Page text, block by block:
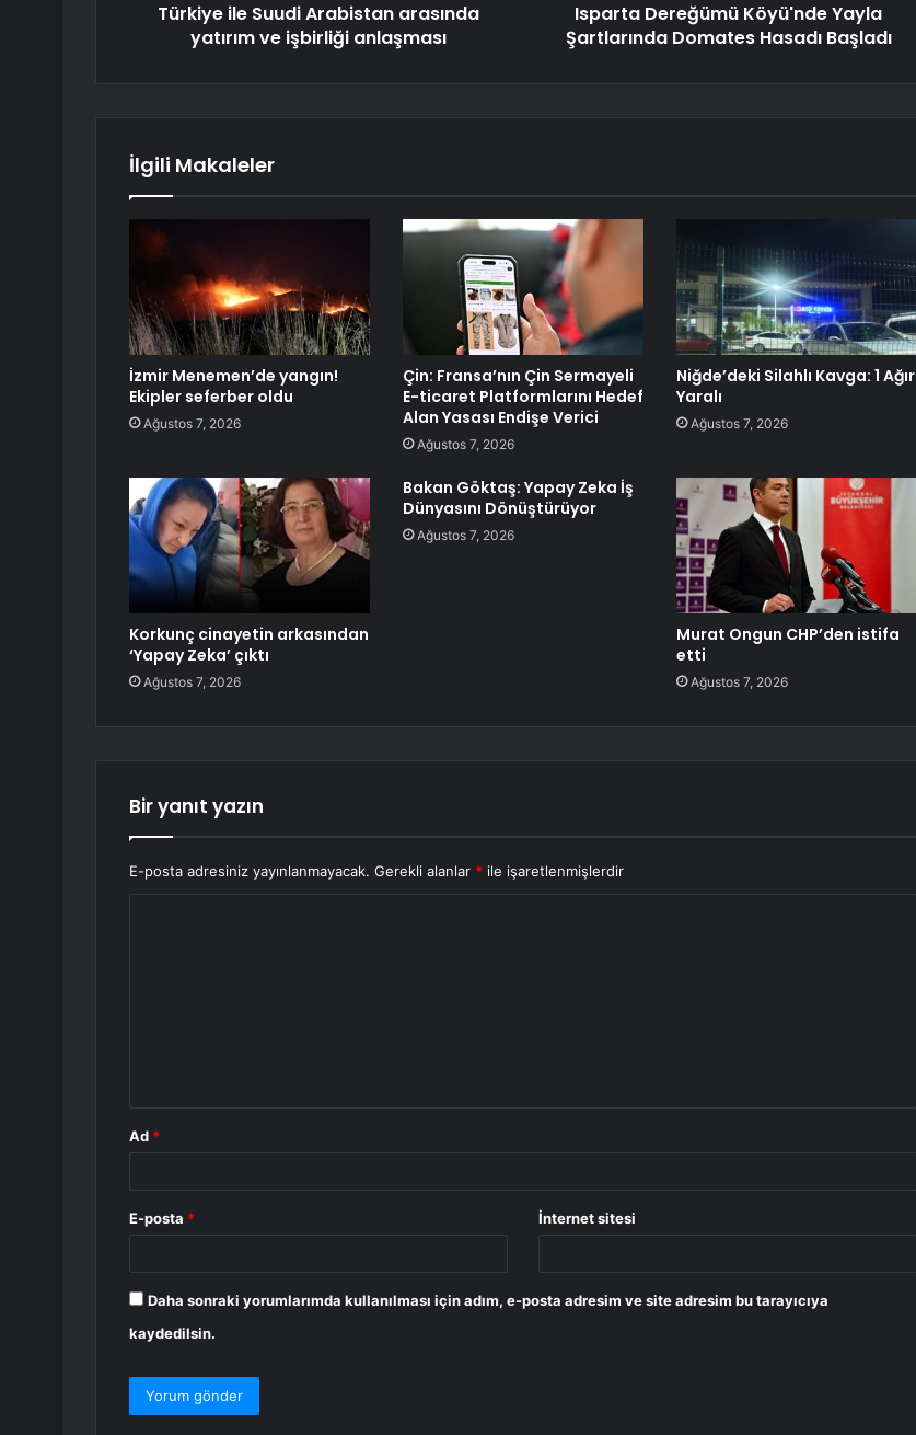
Türkiye ile Suudi Arabistan arasında
yatırım ve işbirliği anlaşması
Isparta Dereğümü Köyü'nde Yayla
Şartlarında Domates Hasadı Başladı
İlgili Makaleler
İzmir Menemen’de yangın!
Ekipler seferber oldu
Ağustos 7, 2026
Çin: Fransa’nın Çin Sermayeli
E-ticaret Platformlarını Hedef
Alan Yasası Endişe Verici
Ağustos 7, 2026
Niğde’deki Silahlı Kavga: 1 Ağır
Yaralı
Ağustos 7, 2026
Korkunç cinayetin arkasından
‘Yapay Zeka’ çıktı
Ağustos 7, 2026
Bakan Göktaş: Yapay Zeka İş
Dünyasını Dönüştürüyor
Ağustos 7, 2026
Murat Ongun CHP’den istifa
etti
Ağustos 7, 2026
Bir yanıt yazın
E-posta adresiniz yayınlanmayacak. Gerekli alanlar * ile işaretlenmişlerdir
Ad *
E-posta * İnternet sitesi
Daha sonraki yorumlarımda kullanılması için adım, e-posta adresim ve site adresim bu tarayıcıya
kaydedilsin.